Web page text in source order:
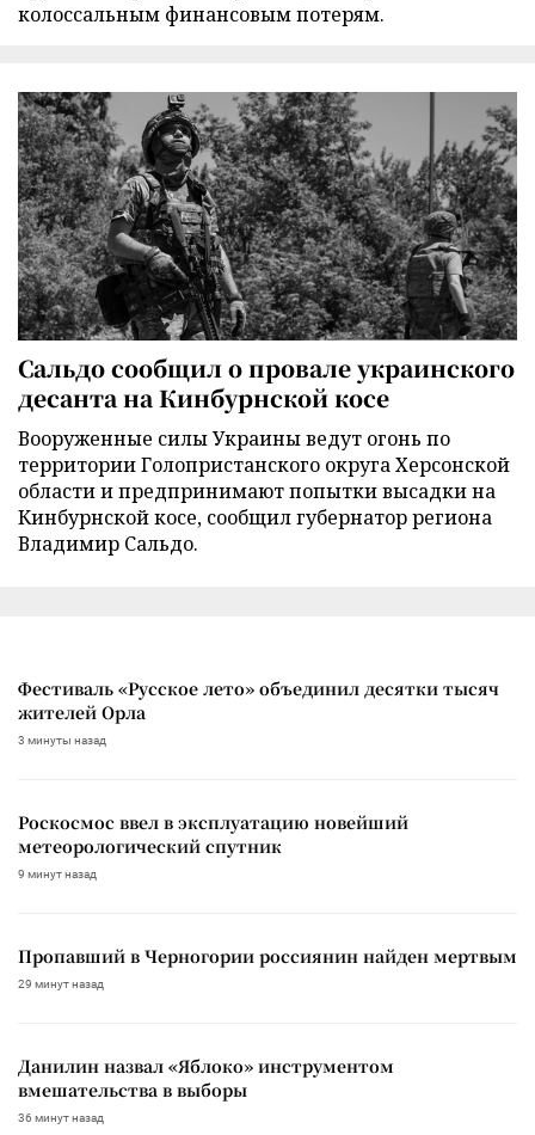
колоссальным финансовым потерям.
Сальдо сообщил о провале украинского
десанта на Кинбурнской косе
Вооруженные силы Украины ведут огонь по
территории Голопристанского округа Херсонской
области и предпринимают попытки высадки на
Кинбурнской косе, сообщил губернатор региона
Владимир Сальдо.
Фестиваль «Русское лето» объединил десятки тысяч
жителей Орла
3 минуты назад
Роскосмос ввел в эксплуатацию новейший
метеорологический спутник
9 минут назад
Пропавший в Черногории россиянин найден мертвым
29 минут назад
Данилин назвал «Яблоко» инструментом
вмешательства в выборы
36 минут назад